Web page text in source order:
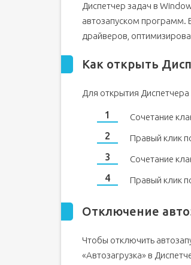
1. Использование
2. Добавление
Вопрос-ответ:
Как отключить
Диспетчер задач в
автозапуском программ.
драйверов,
Как открыть
Для открытия
Сочетание
Правый клик
Сочетание
Правый клик
Отключение
Чтобы отключить
«Автозагрузка» в